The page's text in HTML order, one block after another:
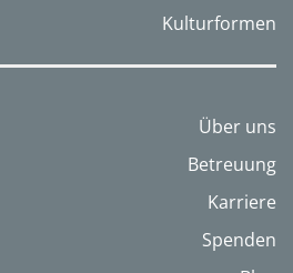
Kulturformen
Über uns
Betreuung
Karriere
Spenden